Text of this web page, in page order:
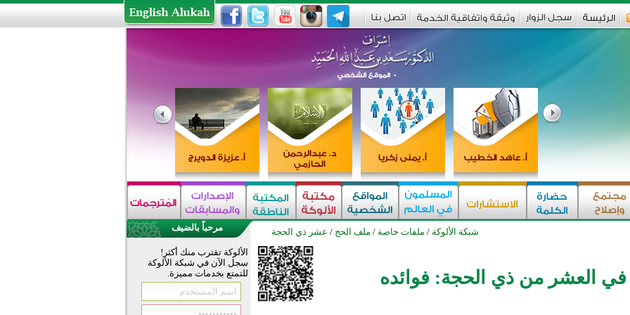
شبكة الألوكة / ملفات خاصة / ملف الحج / عشر ذي الحجة
في العشر من ذي الحجة: فوائده
مرحباً بالضيف
الألوكة تقترب منك أكثر!
سجل الآن في شبكة الألوكة
للتمتع بخدمات مميزة.